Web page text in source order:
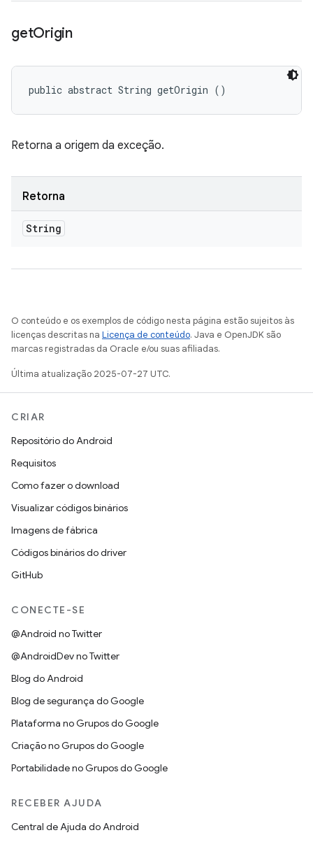
getOrigin
public abstract String getOrigin ()
Retorna a origem da exceção.
Retorna
String
O conteúdo e os exemplos de código nesta página estão sujeitos às
licenças descritas na Licença de conteúdo. Java e OpenJDK são
marcas registradas da Oracle e/ou suas afiliadas.
Última atualização 2025-07-27 UTC.
CRIAR
Repositório do Android
Requisitos
Como fazer o download
Visualizar códigos binários
Imagens de fábrica
Códigos binários do driver
GitHub
CONECTE-SE
@Android no Twitter
@AndroidDev no Twitter
Blog do Android
Blog de segurança do Google
Plataforma no Grupos do Google
Criação no Grupos do Google
Portabilidade no Grupos do Google
RECEBER AJUDA
Central de Ajuda do Android